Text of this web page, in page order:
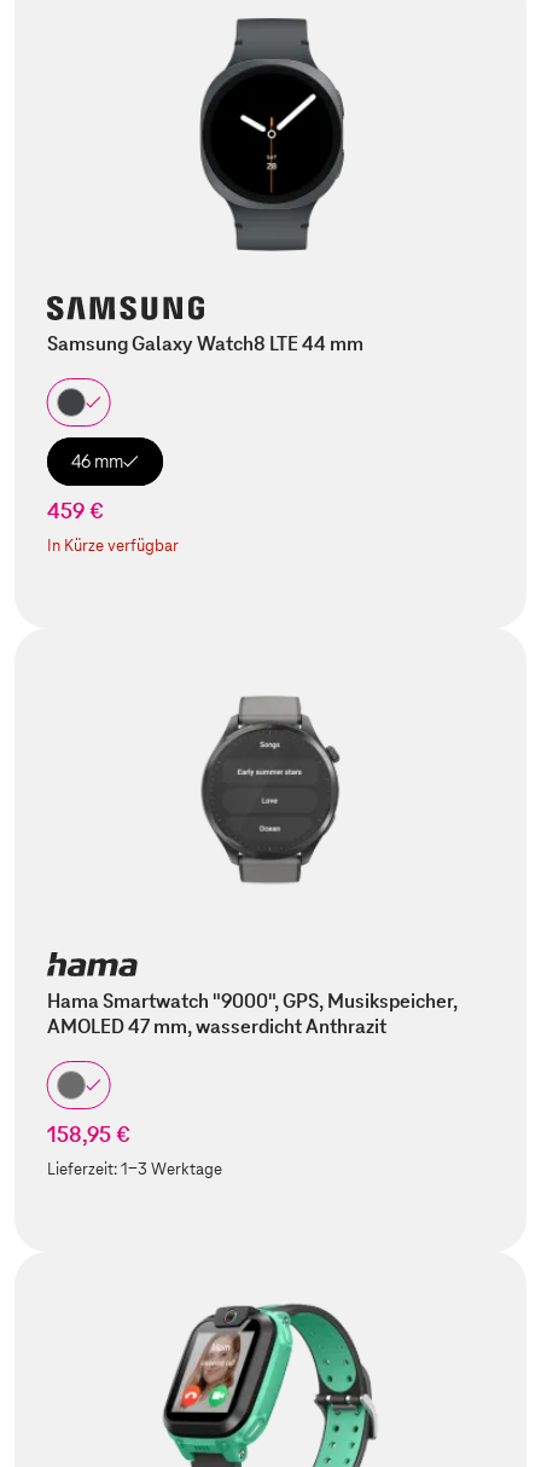
Samsung Galaxy Watch8 LTE 44 mm
46 mm
459 €
In Kürze verfügbar
Hama Smartwatch "9000", GPS, Musikspeicher,
AMOLED 47 mm, wasserdicht Anthrazit
158,95 €
Lieferzeit:1-3 Werktage